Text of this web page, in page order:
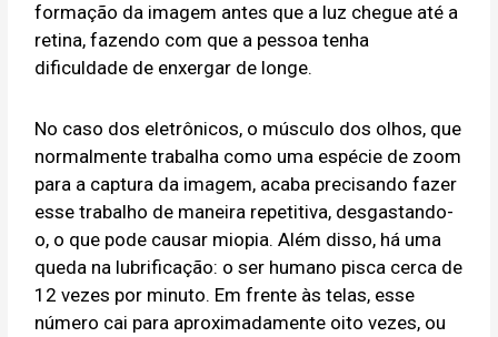
formação da imagem antes que a luz chegue até a
retina, fazendo com que a pessoa tenha
dificuldade de enxergar de longe.
No caso dos eletrônicos, o músculo dos olhos, que
normalmente trabalha como uma espécie de zoom
para a captura da imagem, acaba precisando fazer
esse trabalho de maneira repetitiva, desgastando-
o, o que pode causar miopia. Além disso, há uma
queda na lubrificação: o ser humano pisca cerca de
12 vezes por minuto. Em frente às telas, esse
número cai para aproximadamente oito vezes, ou